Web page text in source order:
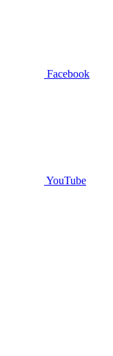
Facebook
YouTube